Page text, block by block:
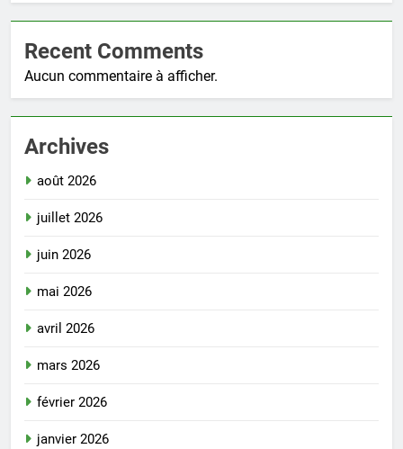
Recent Comments
Aucun commentaire à afficher.
Archives
août 2026
juillet 2026
juin 2026
mai 2026
avril 2026
mars 2026
février 2026
janvier 2026